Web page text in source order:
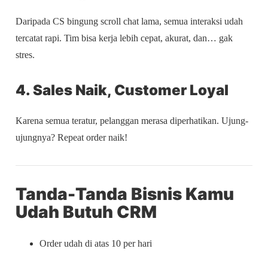
Daripada CS bingung scroll chat lama, semua interaksi udah
tercatat rapi. Tim bisa kerja lebih cepat, akurat, dan… gak
stres.
4. Sales Naik, Customer Loyal
Karena semua teratur, pelanggan merasa diperhatikan. Ujung-
ujungnya? Repeat order naik!
Tanda-Tanda Bisnis Kamu
Udah Butuh CRM
Order udah di atas 10 per hari